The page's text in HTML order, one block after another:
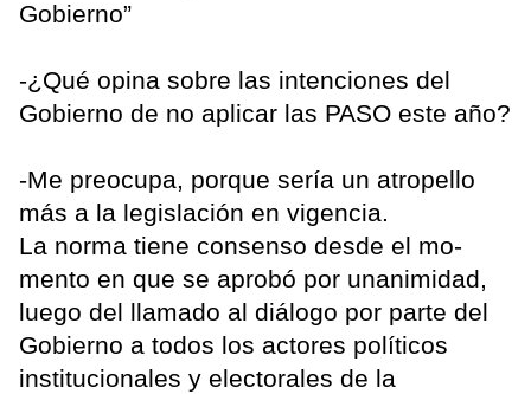
Gobierno”
-¿Qué opina sobre las intenciones del
Gobierno de no aplicar las PASO este año?
-Me preocupa, porque sería un atropello
más a la legislación en vigencia.
La norma tiene consenso desde el mo-
mento en que se aprobó por unanimidad,
luego del llamado al diálogo por parte del
Gobierno a todos los actores políticos
institucionales y electorales de la